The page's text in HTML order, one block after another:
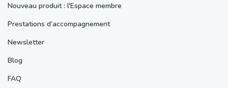
Nouveau produit : l'Espace membre
Prestations d’accompagnement
Newsletter
Blog
FAQ